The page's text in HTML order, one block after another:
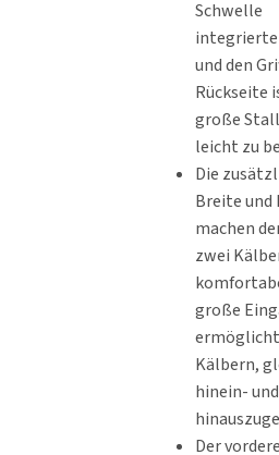
Schwelle
und den
Rückseite
große
leicht zu
Die
Breite und
machen
zwei
große
Kälbern,
hinein- und
Der